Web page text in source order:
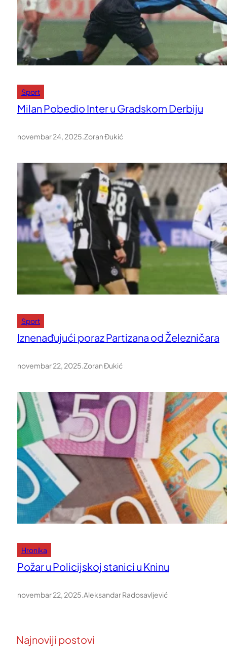
Sport
Milan Pobedio Inter u Gradskom Derbiju
novembar 24, 2025.Zoran Đukić
Sport
Iznenađujući poraz Partizana od Železničara
novembar 22, 2025.Zoran Đukić
Hronika
Požar u Policijskoj stanici u Kninu
novembar 22, 2025.Aleksandar Radosavljević
Najnoviji postovi